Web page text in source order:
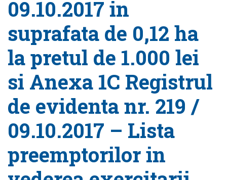
09.10.2017 in
suprafata de 0,12 ha
la pretul de 1.000 lei
si Anexa 1C Registrul
de evidenta nr. 219 /
09.10.2017 – Lista
preemptorilor in